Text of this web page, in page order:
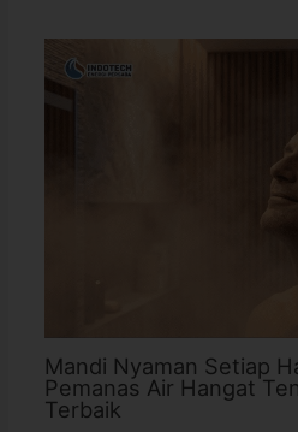
Mandi Nyaman Setiap
Pemanas Air Hangat
Terbaik